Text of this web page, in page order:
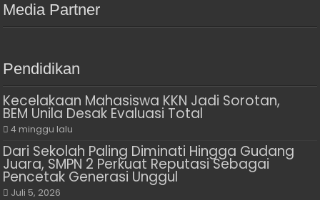
Media Partner
Pendidikan
Kecelakaan Mahasiswa KKN Jadi Sorotan,
BEM Unila Desak Evaluasi Total
4 minggu lalu
Dari Sekolah Paling Diminati Hingga Gudang
Juara, SMPN 2 Perkuat Reputasi Sebagai
Pencetak Generasi Unggul
Juli 5, 2026